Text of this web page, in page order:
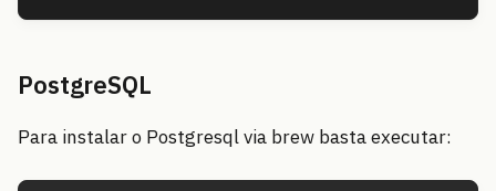
PostgreSQL
Para instalar o Postgresql via brew basta executar: